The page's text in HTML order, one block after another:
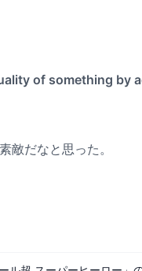
of something by
敵だなと思った。